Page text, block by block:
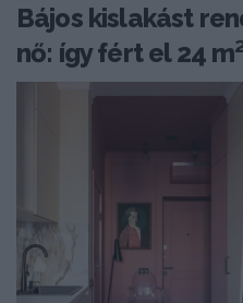
Bájos kislakást
nő: így fért el 24